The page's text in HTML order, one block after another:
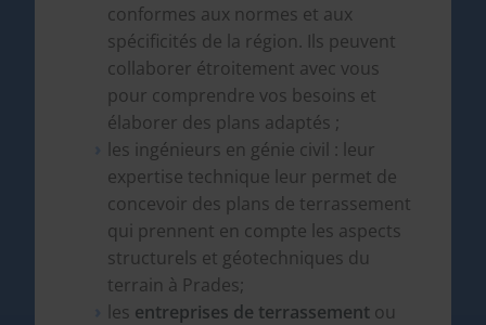
conformes aux normes et aux
spécificités de la région. Ils peuvent
collaborer étroitement avec vous
pour comprendre vos besoins et
élaborer des plans adaptés ;
les ingénieurs en génie civil : leur
expertise technique leur permet de
concevoir des plans de terrassement
qui prennent en compte les aspects
structurels et géotechniques du
terrain à Prades;
les entreprises de terrassement ou